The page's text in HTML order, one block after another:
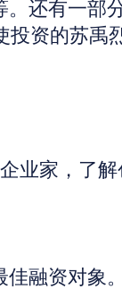
还有一部
投资的苏禹
家，了解
融资对象